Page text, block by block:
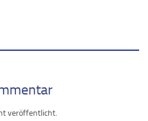
veröffentlicht.